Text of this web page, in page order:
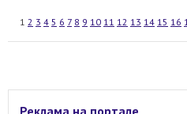
1 2 3 4 5 6 7 8 9 10 11 12 13 14 15 16
Реклама на портале